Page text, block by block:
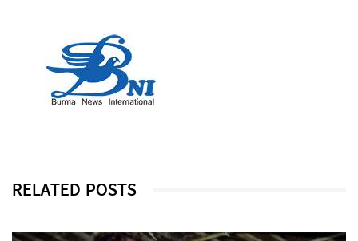
RELATED POSTS